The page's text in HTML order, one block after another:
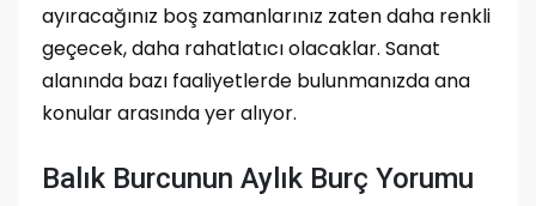
ayıracağınız boş zamanlarınız zaten daha renkli
geçecek, daha rahatlatıcı olacaklar. Sanat
alanında bazı faaliyetlerde bulunmanızda ana
konular arasında yer alıyor.
Balık Burcunun Aylık Burç Yorumu